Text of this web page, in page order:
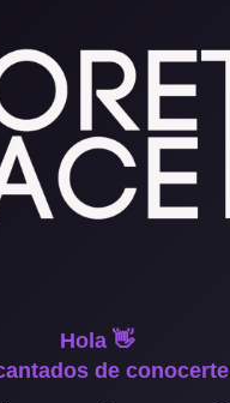
Hola 👋
de conocerte